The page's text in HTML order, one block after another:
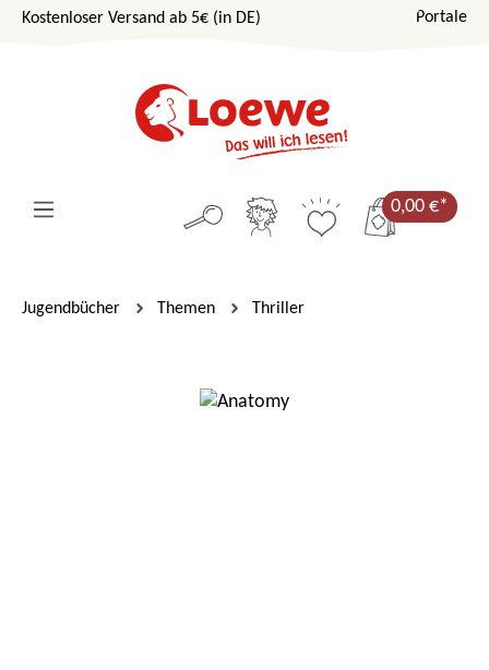
Zum Hauptinhalt springen
Kostenloser Versand ab 5€ (in DE) Portale
0,00 €*
Jugendbücher Themen Thriller
Bildergalerie überspringen